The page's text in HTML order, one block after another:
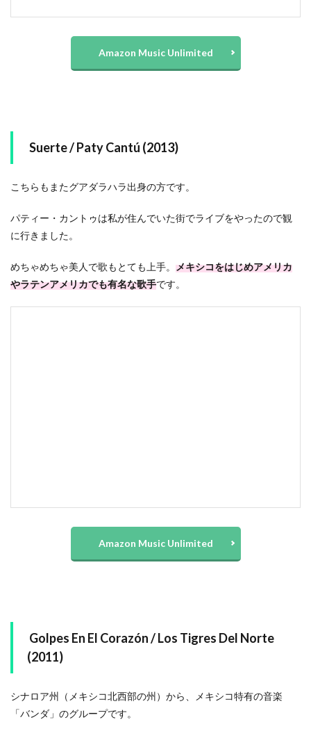
Amazon Music Unlimited
Suerte / Paty Cantú (2013)
こちらもまたグアダラハラ出身の方です。
パティー・カントゥは私が住んでいた街でライブをやったので観
に行きました。
めちゃめちゃ美人で歌もとても上手。 メキシコをはじめアメリカ
やラテンアメリカでも有名な歌手です。
Amazon Music Unlimited
Golpes En El Corazón / Los Tigres Del Norte
(2011)
シナロア州（メキシコ北西部の州）から、メキシコ特有の音楽
「バンダ」のグループです。